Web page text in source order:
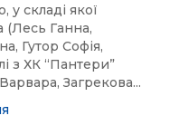
у складі якої
(Лесь Ганна,
Гутор Софія,
з ХК “Пантери”
Загрекова...